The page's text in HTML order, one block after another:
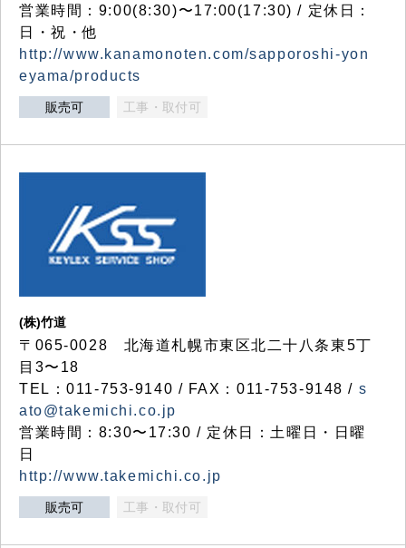
営業時間：9:00(8:30)〜17:00(17:30) / 定休日：
日・祝・他
http://www.kanamonoten.com/sapporoshi-yon
eyama/products
販売可 工事・取付可
(株)竹道
〒065-0028 北海道札幌市東区北二十八条東5丁
目3〜18
TEL：011-753-9140 / FAX：011-753-9148 / s
ato@takemichi.co.jp
営業時間：8:30〜17:30 / 定休日：土曜日・日曜
日
http://www.takemichi.co.jp
販売可 工事・取付可